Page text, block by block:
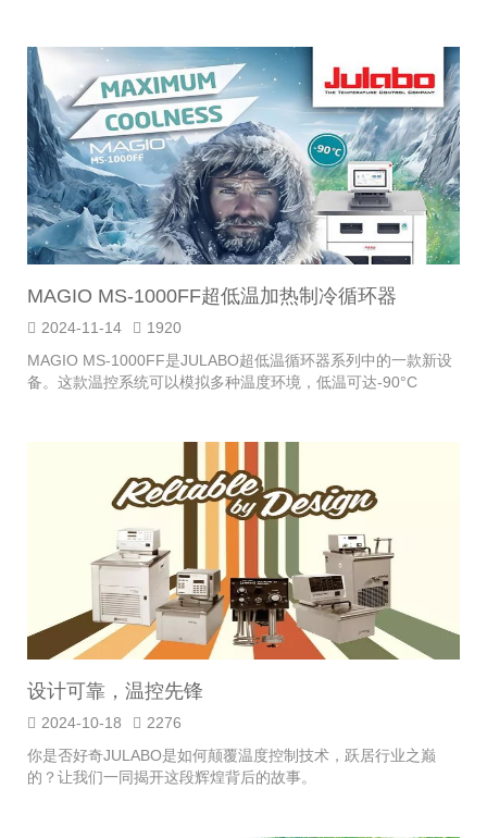
MAGIO MS-1000FF超低温加热制冷循环器
2024-11-14
1920
MAGIO MS-1000FF是JULABO超低温循环器系列中的一款新设
备。这款温控系统可以模拟多种温度环境，低温可达-90°C
设计可靠，温控先锋
2024-10-18
2276
你是否好奇JULABO是如何颠覆温度控制技术，跃居行业之巅
的？让我们一同揭开这段辉煌背后的故事。